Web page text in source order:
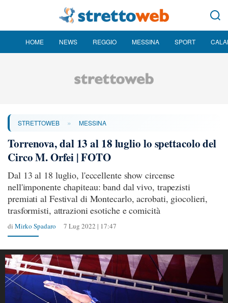
HOME NEWS REGGIO MESSINA SPORT
STRETTOWEB » MESSINA
Torrenova, dal 13 al 18 luglio lo spettacolo del
Circo M. Orfei | FOTO
Dal 13 al 18 luglio, l'eccellente show circense
nell'imponente chapiteau: band dal vivo, trapezisti
premiati al Festival di Montecarlo, acrobati, giocolieri,
trasformisti, attrazioni esotiche e comicità
di Mirko Spadaro 7 Lug 2022 | 17:47